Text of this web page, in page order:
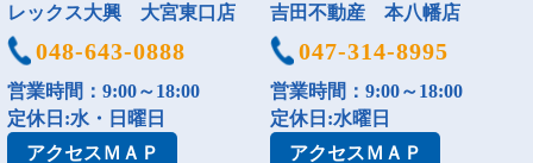
レックス大興 大宮東口店
048-643-0888
営業時間：9:00～18:00
定休日:水・日曜日
アクセスＭＡＰ
吉田不動産 本八幡店
047-314-8995
営業時間：9:00～18:00
定休日:水曜日
アクセスＭＡＰ